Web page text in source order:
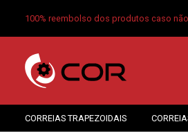
100% reembolso dos produtos caso
CORREIAS TRAPEZOIDAIS